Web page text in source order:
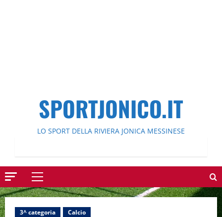
SPORTJONICO.IT
LO SPORT DELLA RIVIERA JONICA MESSINESE
Menu
principale
3^ categoria Calcio